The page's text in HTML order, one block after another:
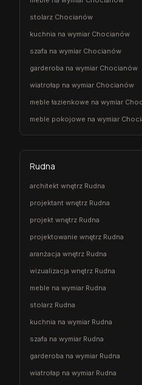
stolarz Chocianów
kuchnia na wymiar Chocianów
szafa na wymiar Chocianów
garderoba na wymiar Chocianów
wiatrołap na wymiar Chocianów
meble łazienkowe na wymiar
meble pokojowe na wymiar
Rudna
architekt wnętrz Rudna
projektant wnętrz Rudna
projekt wnętrz Rudna
projektowanie wnętrz Rudna
aranżacja wnętrz Rudna
wizualizacja wnętrz Rudna
meble na wymiar Rudna
stolarz Rudna
kuchnia na wymiar Rudna
szafa na wymiar Rudna
garderoba na wymiar Rudna
wiatrołap na wymiar Rudna